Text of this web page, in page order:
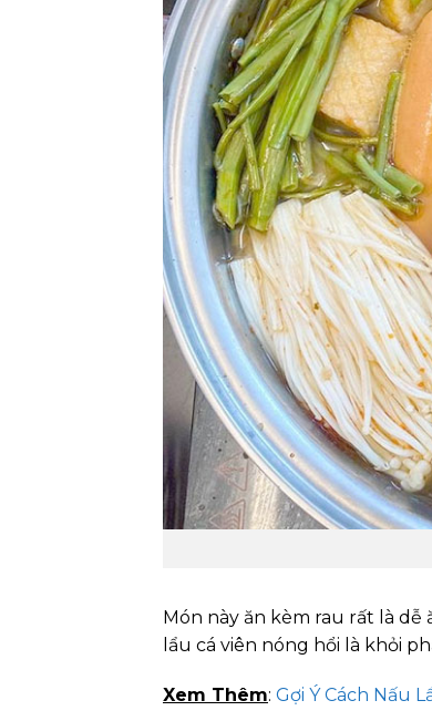
Món này ăn kèm rau rất là dễ
lẩu cá viên nóng hổi là khỏi
Xem Thêm: Gợi Ý Cách Nấu